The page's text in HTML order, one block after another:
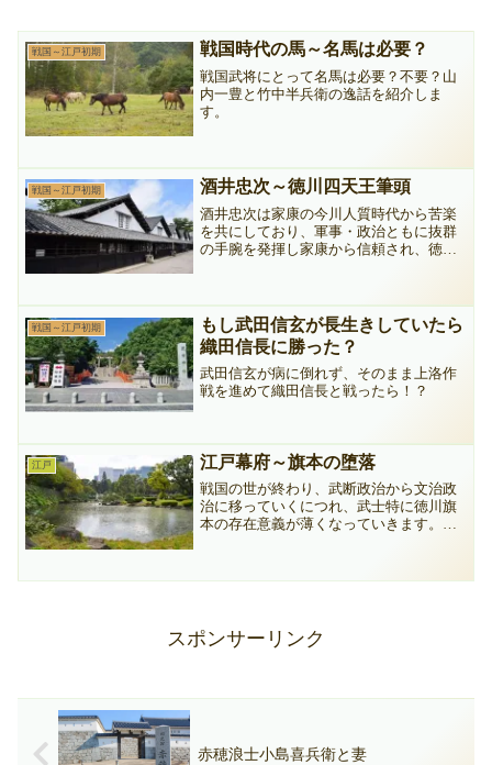
戦国～江戸初期 戦国時代の馬～名馬は必要？
戦国武将にとって名馬は必要？不要？山
内一豊と竹中半兵衛の逸話を紹介しま
す。
戦国～江戸初期 酒井忠次～徳川四天王筆頭
酒井忠次は家康の今川人質時代から苦楽
を共にしており、軍事・政治ともに抜群
の手腕を発揮し家康から信頼され、徳川
ます。
戦国～江戸初期
もし武田信玄が長生きしていたら
織田信長に勝った？
武田信玄が病に倒れず、そのまま上洛作
戦を進めて織田信長と戦ったら！？
江戸 江戸幕府～旗本の堕落
戦国の世が終わり、武断政治から文治政
治に移っていくにつれ、武士特に徳川旗
本の存在意義が薄くなっていきます。幕
に励み、持参金を目当てに町人、豪農と
っていきます。
スポンサーリンク
赤穂浪士小島喜兵衛と妻